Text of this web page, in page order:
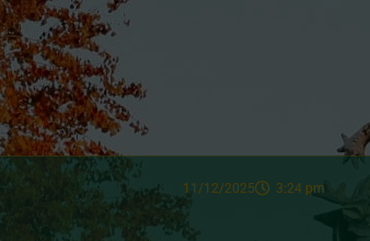
11/12/2025 3:24 pm